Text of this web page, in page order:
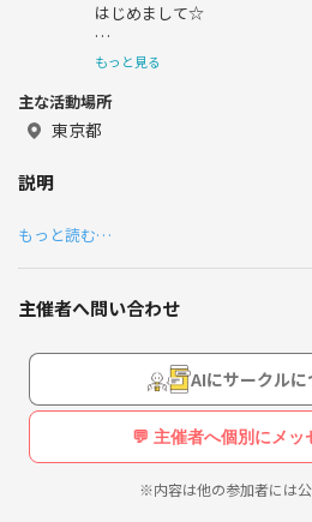
はじめまして☆
ました。)
治、AKB48、SMAP(東京ドー
個人的に月一で主催でレンタ
、ボドゲ会やったりしてます
もっと見る
主な活動場所
東京都
説明
もっと読む…
主催者へ問い合わせ
AIにサークルに
💬 主催者へ個別にメッ
※内容は他の参加者には